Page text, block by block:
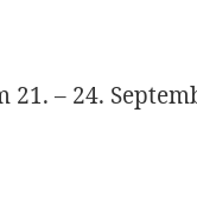
21. – 24.